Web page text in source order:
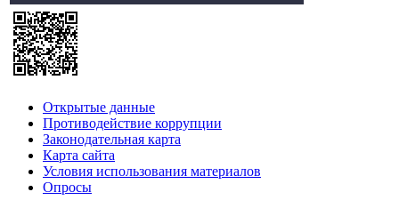
Открытые данные
Противодействие коррупции
Законодательная карта
Карта сайта
Условия использования материалов
Опросы